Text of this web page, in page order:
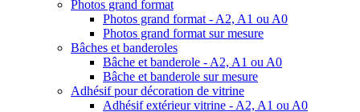
Photos grand format
Photos grand format - A2, A1 ou A0
Photos grand format sur mesure
Bâches et banderoles
Bâche et banderole - A2, A1 ou A0
Bâche et banderole sur mesure
Adhésif pour décoration de vitrine
Adhésif extérieur vitrine - A2, A1 ou A0